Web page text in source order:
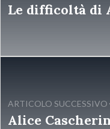
Le difficoltà di
ARTICOLO SUCCESSIVO
Alice